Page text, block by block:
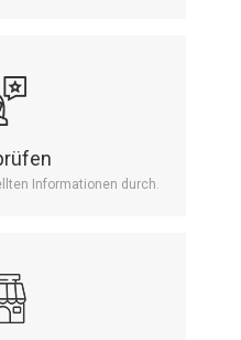
Informationen durch.